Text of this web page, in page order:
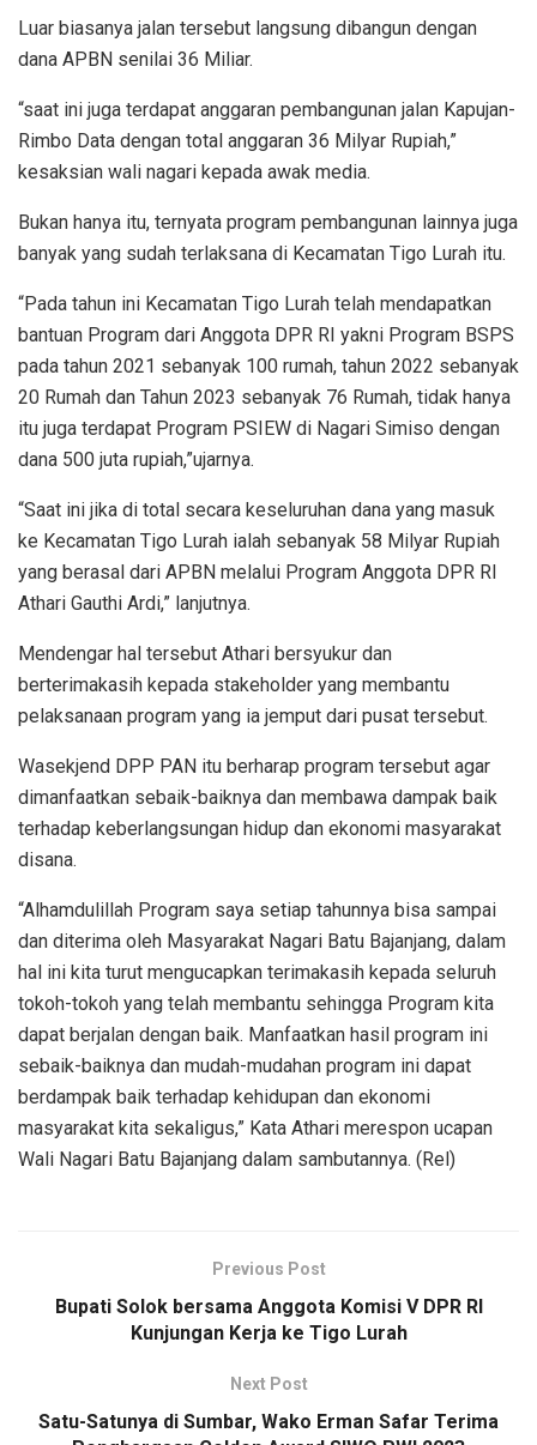
Luar biasanya jalan tersebut langsung dibangun dengan
dana APBN senilai 36 Miliar.
“saat ini juga terdapat anggaran pembangunan jalan Kapujan-
Rimbo Data dengan total anggaran 36 Milyar Rupiah,”
kesaksian wali nagari kepada awak media.
Bukan hanya itu, ternyata program pembangunan lainnya juga
banyak yang sudah terlaksana di Kecamatan Tigo Lurah itu.
“Pada tahun ini Kecamatan Tigo Lurah telah mendapatkan
bantuan Program dari Anggota DPR RI yakni Program BSPS
pada tahun 2021 sebanyak 100 rumah, tahun 2022 sebanyak
20 Rumah dan Tahun 2023 sebanyak 76 Rumah, tidak hanya
itu juga terdapat Program PSIEW di Nagari Simiso dengan
dana 500 juta rupiah,”ujarnya.
“Saat ini jika di total secara keseluruhan dana yang masuk
ke Kecamatan Tigo Lurah ialah sebanyak 58 Milyar Rupiah
yang berasal dari APBN melalui Program Anggota DPR RI
Athari Gauthi Ardi,” lanjutnya.
Mendengar hal tersebut Athari bersyukur dan
berterimakasih kepada stakeholder yang membantu
pelaksanaan program yang ia jemput dari pusat tersebut.
Wasekjend DPP PAN itu berharap program tersebut agar
dimanfaatkan sebaik-baiknya dan membawa dampak baik
terhadap keberlangsungan hidup dan ekonomi masyarakat
disana.
“Alhamdulillah Program saya setiap tahunnya bisa sampai
dan diterima oleh Masyarakat Nagari Batu Bajanjang, dalam
hal ini kita turut mengucapkan terimakasih kepada seluruh
tokoh-tokoh yang telah membantu sehingga Program kita
dapat berjalan dengan baik. Manfaatkan hasil program ini
sebaik-baiknya dan mudah-mudahan program ini dapat
berdampak baik terhadap kehidupan dan ekonomi
masyarakat kita sekaligus,” Kata Athari merespon ucapan
Wali Nagari Batu Bajanjang dalam sambutannya. (Rel)
Previous Post
Bupati Solok bersama Anggota Komisi V DPR RI
Kunjungan Kerja ke Tigo Lurah
Next Post
Satu-Satunya di Sumbar, Wako Erman Safar Terima